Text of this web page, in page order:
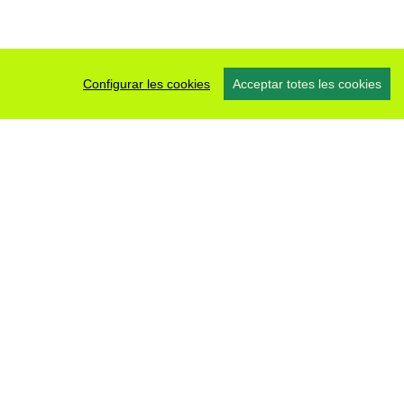
Configurar les cookies Acceptar totes les cookies